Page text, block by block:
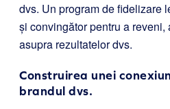
dvs. Un program de fidelizare
și convingător pentru a
asupra rezultatelor dvs.
Construirea unei
brandul dvs.